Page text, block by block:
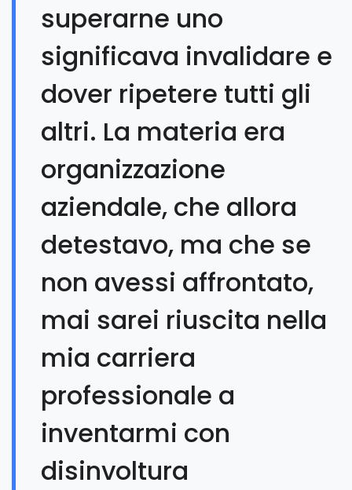
superarne uno
significava invalidare e
dover ripetere tutti gli
altri. La materia era
organizzazione
aziendale, che allora
detestavo, ma che se
non avessi affrontato,
mai sarei riuscita nella
mia carriera
professionale a
inventarmi con
disinvoltura